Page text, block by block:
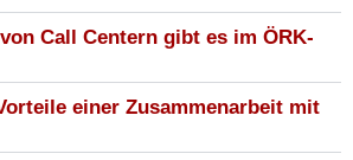
Call Centern gibt es im ÖRK-
einer Zusammenarbeit mit